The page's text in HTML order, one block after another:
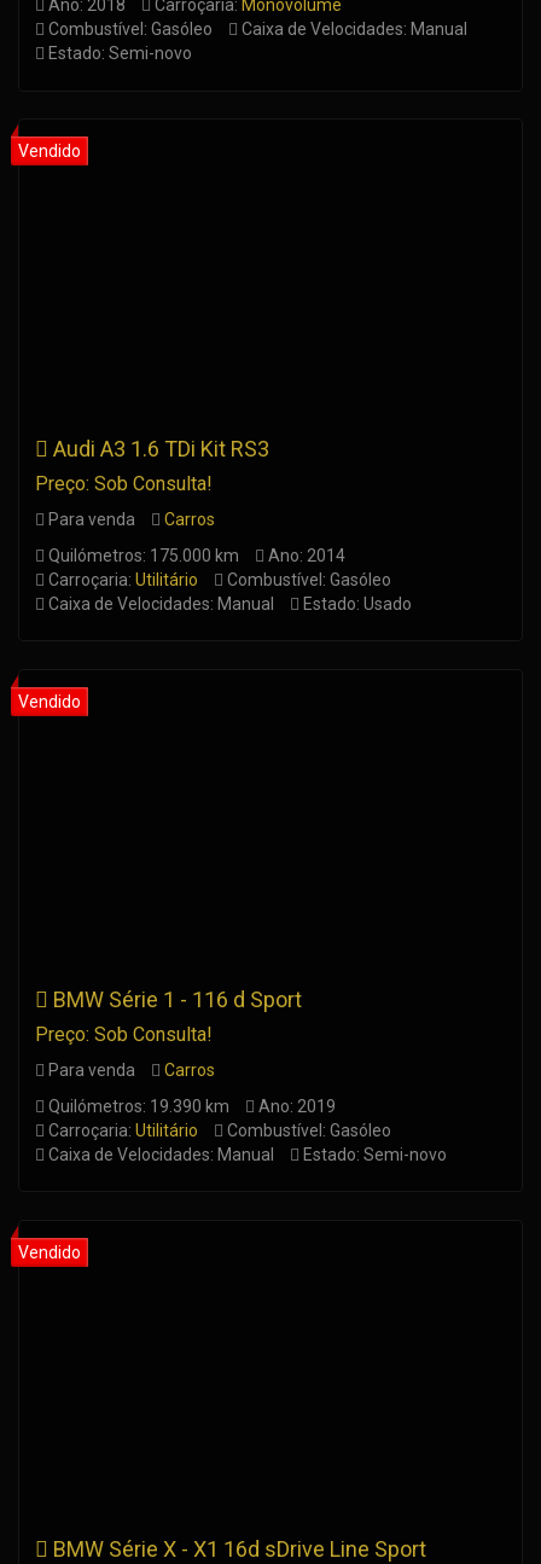
Ano: 2018 Carroçaria: Monovolume
Combustível: Gasóleo
Caixa de Velocidades: Manual
Estado: Semi-novo
Audi A3 1.6 TDi Kit RS3
Preço: Sob Consulta!
Para venda
Carros
Quilómetros: 175.000 km
Ano: 2014
Carroçaria: Utilitário
Combustível: Gasóleo
Caixa de Velocidades: Manual
Estado: Usado
BMW Série 1 - 116 d Sport
Preço: Sob Consulta!
Para venda
Carros
Quilómetros: 19.390 km
Ano: 2019
Carroçaria: Utilitário
Combustível: Gasóleo
Caixa de Velocidades: Manual
Estado: Semi-novo
BMW Série X - X1 16d sDrive Line Sport